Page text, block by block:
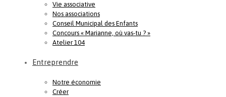
Vie associative
Nos associations
Conseil Municipal des Enfants
Concours « Marianne, où vas-tu ? »
Atelier 104
Entreprendre
Notre économie
Créer